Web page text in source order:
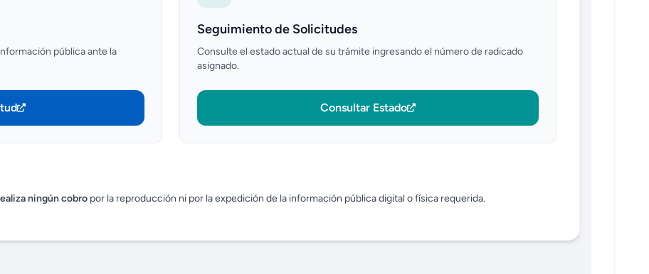
pública ante la
Seguimiento de Solicitudes
Consulte el estado actual de su trámite ingresando el número de radicado
asignado.
Consultar Estado
ningún cobro por la reproducción ni por la expedición de la información pública digital o física requerida.